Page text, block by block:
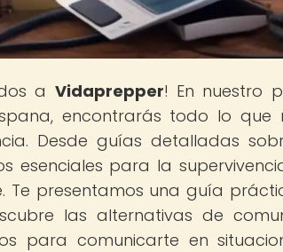
a Vidaprepper! En nuestro
encontrarás todo lo
Desde guías detalladas
esenciales para la
Te presentamos una guía
las alternativas de
para comunicarte en